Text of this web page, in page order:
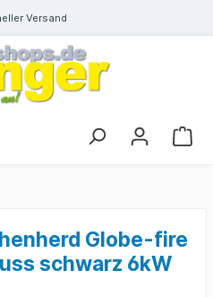
Versand
Globe-fire
schwarz 6kW